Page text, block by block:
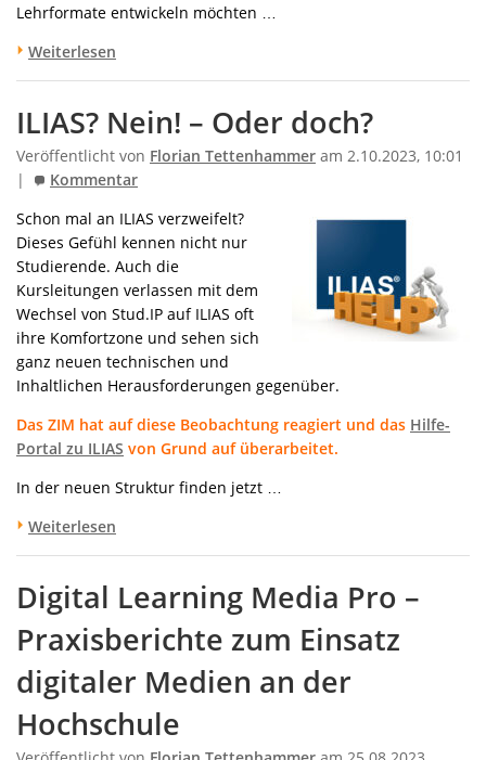
Lehrformate entwickeln möchten …
Weiterlesen
ILIAS? Nein! – Oder doch?
Veröffentlicht von Florian Tettenhammer am 2.10.2023, 10:01
|
Kommentar
Schon mal an ILIAS verzweifelt?
Dieses Gefühl kennen nicht nur
Studierende. Auch die
Kursleitungen verlassen mit dem
Wechsel von Stud.IP auf ILIAS oft
ihre Komfortzone und sehen sich
ganz neuen technischen und
Inhaltlichen Herausforderungen gegenüber.
Das ZIM hat auf diese Beobachtung reagiert und das Hilfe-
Portal zu ILIAS von Grund auf überarbeitet.
In der neuen Struktur finden jetzt …
Weiterlesen
Digital Learning Media Pro –
Praxisberichte zum Einsatz
digitaler Medien an der
Hochschule